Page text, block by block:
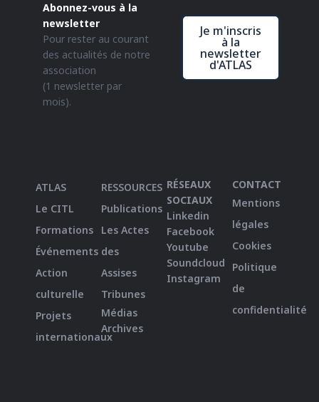
Abonnez-vous à la
newsletter
Pour rester au courant
des actualités de notre
association
(1 newsletter par
mois).
Je m'inscris
à la
newsletter
d'ATLAS
ATLAS
Le CITL
Formations
Événements
Action
culturelle
Projets
internationaux
RESSOURCES
Publications
Les Actes
des
Assises
Tribunes
Médias
Archives
RÉSEAUX
SOCIAUX
Linkedin
Facebook
Youtube
Soundcloud
Instagram
CONTACT
Mentions
légales
Cookies
Politique
de
confidentialité